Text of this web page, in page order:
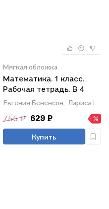
Мягкая обложка
Математика. 1 класс.
Рабочая тетрадь. В 4
частях. Часть 4
Евгения Бененсон, Лариса
755 ₽ 629 ₽
Купить